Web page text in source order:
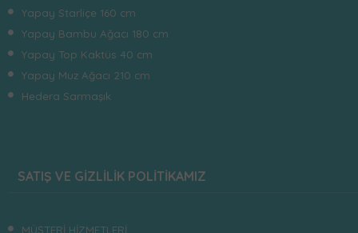
Yapay Starliçe 160 cm
Yapay Bambu Ağacı 180 cm
Yapay Top Kaktüs 40 cm
Yapay Muz Ağacı 210 cm
Hedera Sarmaşık
SATIŞ VE GİZLİLİK POLİTİKAMIZ
MÜŞTERİ HİZMETLERİ